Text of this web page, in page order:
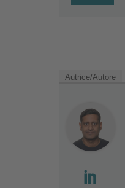
Autrice/Autore